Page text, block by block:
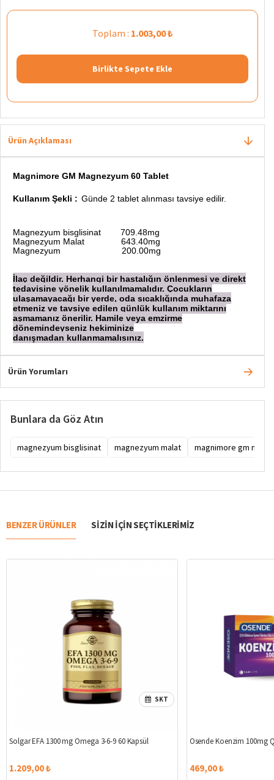
Toplam : 1.003,00 ₺
Birlikte Sepete Ekle
Ürün Açıklaması
Magnimore GM Magnezyum 60 Tablet
Kullanım Şekli : Günde 2 tablet alınması tavsiye edilir.
Magnezyum bisglisinat 709.48mg
Magnezyum Malat 643.40mg
Magnezyum 200.00mg
İlaç değildir. Herhangi bir hastalığın önlenmesi ve direkt
tedavisine yönelik kullanılmamalıdır. Çocukların
ulaşamayacağı bir yerde, oda sıcaklığında muhafaza
etmeniz ve tavsiye edilen günlük kullanım miktarını
aşmamanız önerilir. Hamile veya emzirme
dönemindeyseniz hekiminize
danışmadan kullanmamalısınız.
Ürün Yorumları
Bunlara da Göz Atın
magnezyum bisglisinat magnezyum malat magnimore gm
BENZER ÜRÜNLER SIZIN IÇIN SEÇTIKLERIMIZ
SKT
Solgar EFA 1300 mg Omega 3-6-9 60 Kapsül
1.209,00 ₺
Osende Koenzim 100mg
469,00 ₺